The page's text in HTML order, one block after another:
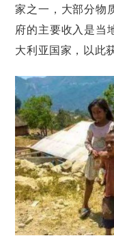
家之一，大部分物
府的主要收入是当
大利亚国家，以此